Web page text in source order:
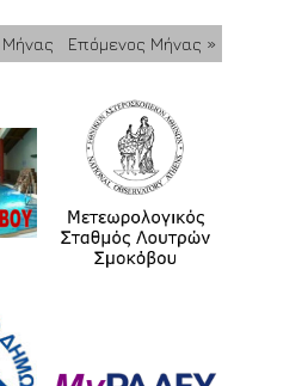
Μήνας
Επόμενος Μήνας »